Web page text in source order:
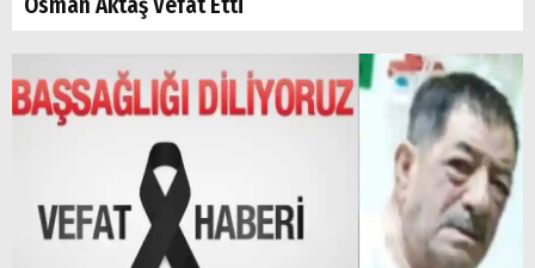
Popüler
Aramalar: